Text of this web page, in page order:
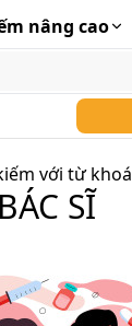
nâng cao
với từ khoá
BÁC SĨ